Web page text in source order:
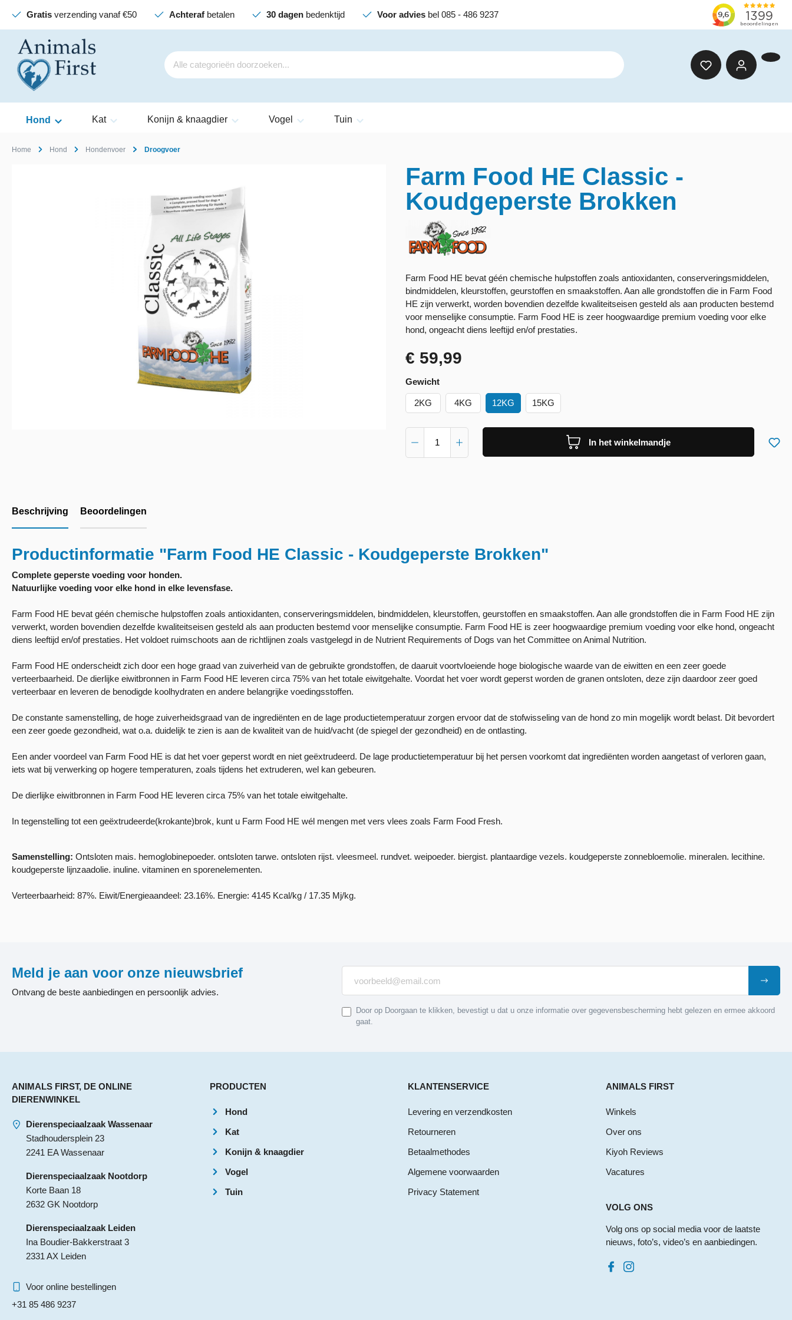
Gratisverzending vanaf €50 Achterafbetalen 30 dagen bedenktijd Voor advies bel 085 - 486 9237
Hond Kat Konijn & knaagdier Vogel Tuin
Home Hond Hondenvoer Droogvoer
Farm Food HE Classic -
Koudgeperste Brokken
Farm Food HE bevat géén chemische hulpstoffen zoals antioxidanten, conserveringsmiddelen,
bindmiddelen, kleurstoffen, geurstoffen en smaakstoffen. Aan alle grondstoffen die in Farm Food
HE zijn verwerkt, worden bovendien dezelfde kwaliteitseisen gesteld als aan producten bestemd
voor menselijke consumptie. Farm Food HE is zeer hoogwaardige premium voeding voor elke
hond, ongeacht diens leeftijd en/of prestaties.
€ 59,99
Gewicht
2KG 4KG 12KG 15KG
In het winkelmandje
Beschrijving Beoordelingen
Productinformatie "Farm Food HE Classic - Koudgeperste Brokken"
Complete geperste voeding voor honden.
Natuurlijke voeding voor elke hond in elke levensfase.
Farm Food HE bevat géén chemische hulpstoffen zoals antioxidanten, conserveringsmiddelen, bindmiddelen, kleurstoffen, geurstoffen en smaakstoffen. Aan alle grondstoffen die in Farm Food HE zijn
verwerkt, worden bovendien dezelfde kwaliteitseisen gesteld als aan producten bestemd voor menselijke consumptie. Farm Food HE is zeer hoogwaardige premium voeding voor elke hond, ongeacht
diens leeftijd en/of prestaties. Het voldoet ruimschoots aan de richtlijnen zoals vastgelegd in de Nutrient Requirements of Dogs van het Committee on Animal Nutrition.
Farm Food HE onderscheidt zich door een hoge graad van zuiverheid van de gebruikte grondstoffen, de daaruit voortvloeiende hoge biologische waarde van de eiwitten en een zeer goede
verteerbaarheid. De dierlijke eiwitbronnen in Farm Food HE leveren circa 75% van het totale eiwitgehalte. Voordat het voer wordt geperst worden de granen ontsloten, deze zijn daardoor zeer goed
verteerbaar en leveren de benodigde koolhydraten en andere belangrijke voedingsstoffen.
De constante samenstelling, de hoge zuiverheidsgraad van de ingrediënten en de lage productietemperatuur zorgen ervoor dat de stofwisseling van de hond zo min mogelijk wordt belast. Dit bevordert
een zeer goede gezondheid, wat o.a. duidelijk te zien is aan de kwaliteit van de huid/vacht (de spiegel der gezondheid) en de ontlasting.
Een ander voordeel van Farm Food HE is dat het voer geperst wordt en niet geëxtrudeerd. De lage productietemperatuur bij het persen voorkomt dat ingrediënten worden aangetast of verloren gaan,
iets wat bij verwerking op hogere temperaturen, zoals tijdens het extruderen, wel kan gebeuren.
De dierlijke eiwitbronnen in Farm Food HE leveren circa 75% van het totale eiwitgehalte.
In tegenstelling tot een geëxtrudeerde(krokante)brok, kunt u Farm Food HE wél mengen met vers vlees zoals Farm Food Fresh.
Samenstelling: Ontsloten mais. hemoglobinepoeder. ontsloten tarwe. ontsloten rijst. vleesmeel. rundvet. weipoeder. biergist. plantaardige vezels. koudgeperste zonnebloemolie. mineralen. lecithine.
koudgeperste lijnzaadolie. inuline. vitaminen en sporenelementen.
Verteerbaarheid: 87%. Eiwit/Energieaandeel: 23.16%. Energie: 4145 Kcal/kg / 17.35 Mj/kg.
Meld je aan voor onze nieuwsbrief
Ontvang de beste aanbiedingen en persoonlijk advies.
Door op Doorgaan te klikken, bevestigt u dat u onze informatie over gegevensbescherming hebt gelezen en ermee akkoord
gaat.
ANIMALS FIRST, DE ONLINE
DIERENWINKEL
Dierenspeciaalzaak Wassenaar
Stadhoudersplein 23
2241 EA Wassenaar
Dierenspeciaalzaak Nootdorp
Korte Baan 18
2632 GK Nootdorp
Dierenspeciaalzaak Leiden
Ina Boudier-Bakkerstraat 3
2331 AX Leiden
Voor online bestellingen
+31 85 486 9237
PRODUCTEN
Hond
Kat
Konijn & knaagdier
Vogel
Tuin
KLANTENSERVICE
Levering en verzendkosten
Retourneren
Betaalmethodes
Algemene voorwaarden
Privacy Statement
ANIMALS FIRST
Winkels
Over ons
Kiyoh Reviews
Vacatures
VOLG ONS
Volg ons op social media voor de laatste
nieuws, foto’s, video’s en aanbiedingen.